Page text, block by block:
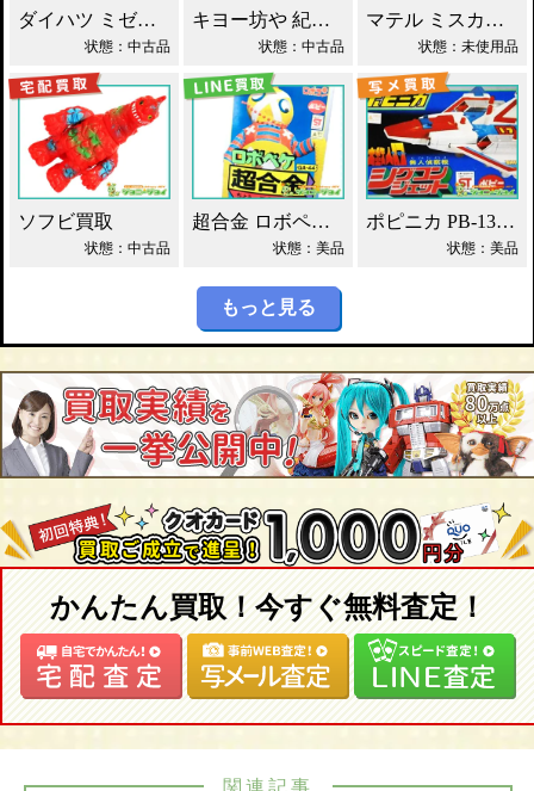
ダイハツ ミゼット ブリキ マスダヤ買取！
状態：中古品
キヨー坊や 紀陽銀行 店頭用 貯金箱 ソフビ買取！
状態：中古品
マテル ミスカメラマン バービー人形 買取！
状態：未使用品
ソフビ買取
状態：中古品
超合金 ロボペケ GA-44 がんばれ!!ロボコン 買取！
状態：美品
ポピニカ PB-13 シグコンジェット 買取！
状態：美品
もっと見る
かんたん買取！今すぐ無料査定！
関連記事